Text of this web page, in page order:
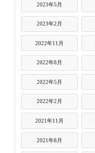
2023年5月
2023年2月
2022年11月
2022年8月
2022年5月
2022年2月
2021年11月
2021年8月